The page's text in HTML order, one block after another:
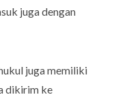
juga dengan
juga memiliki
dikirim ke